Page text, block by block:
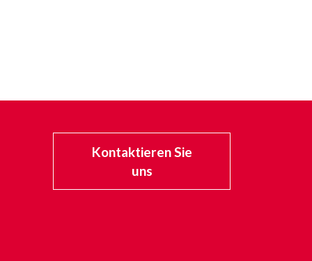
Kontaktieren Sie
uns